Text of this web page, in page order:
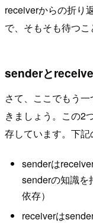
receiverからの折り
で、そもそも待つこ
senderと
さて、ここでもう
きましょう。この2
存しています。下記
senderは
senderの知識を
依存）
receiverは